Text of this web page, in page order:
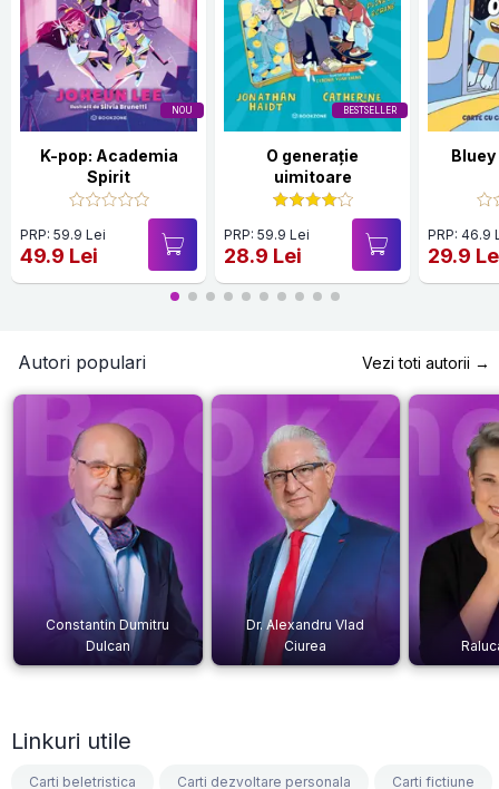
NOU
K-pop: Academia
Spirit
PRP: 59.9 Lei
49.9 Lei
BESTSELLER
O generație
uimitoare
PRP: 59.9 Lei
28.9 Lei
PRP: 46.9
29.9
Autori populari Vezi toti autorii →
Constantin Dumitru
Dulcan
Dr. Alexandru Vlad
Ciurea
Linkuri utile
Carti beletristica Carti dezvoltare personala Carti fictiune